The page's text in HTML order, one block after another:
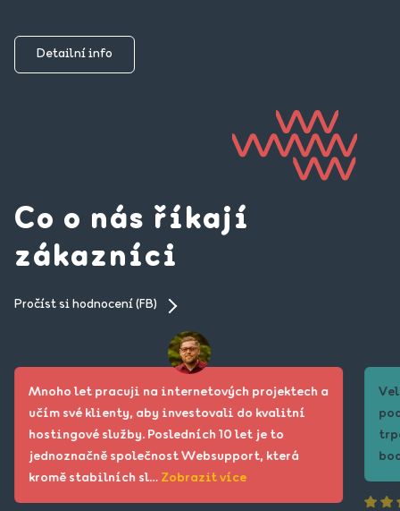
Detailní info
Co o nás říkají
zákazníci
Pročíst si hodnocení (FB)
Mnoho let pracuji na internetových projektech a
učím své klienty, aby investovali do kvalitní
hostingové služby. Posledních 10 let je to
jednoznačně společnost Websupport, která
kromě stabilních sl… Zobrazit více